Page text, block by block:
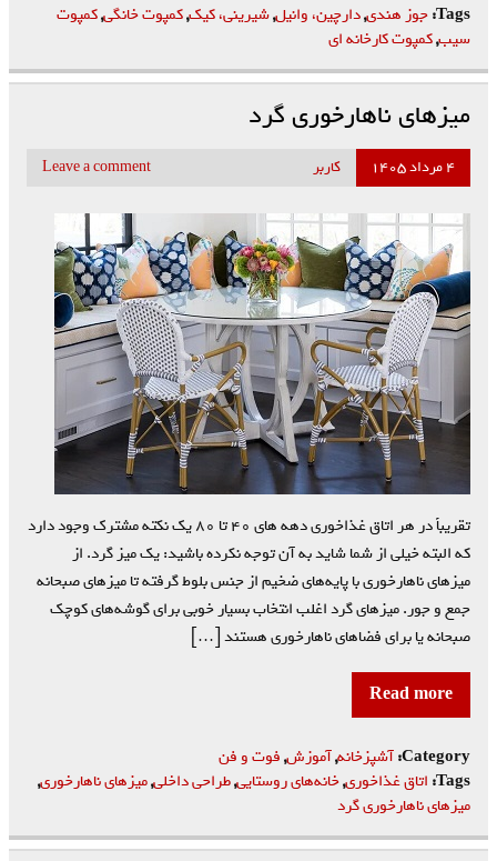
Tags: جوز هندی,دارچین، وانیل,شیرینی، کیک,کمپوت خانگی,کمپوت
سیب,کمپوت کارخانه ای
میزهای ناهارخوری گرد
۴ مرداد ۱۴۰۵ کاربر Leave a comment
تقریباً در هر اتاق غذاخوری دهه های ۴۰ تا ۸۰ یک نکته مشترک وجود دارد
که البته خیلی از شما شاید به آن توجه نکرده باشید: یک میز گرد. از
میزهای ناهارخوری با پایه‌های ضخیم از جنس بلوط گرفته تا میزهای صبحانه
جمع و جور. میزهای گرد اغلب انتخاب بسیار خوبی برای گوشه‌های کوچک
صبحانه یا برای فضاهای ناهارخوری هستند […]
Read more
Category: آشپزخانه,آموزش,فوت و فن
Tags: اتاق غذاخوری,خانه‌های روستایی,طراحی داخلی,میزهای ناهارخوری,
میزهای ناهارخوری گرد